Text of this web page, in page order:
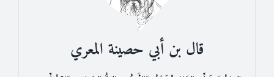
قال بن أبي حصينة المعري